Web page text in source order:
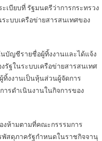
เบียบที่ รัฐมนตรีว่าการกระทรวง
ะบบเครือข่ายสารสนเทศของ
ชีรายชื่อผู้ทิ้งงานและได้แจ้ง
รัฐในระบบเครือข่ายสารสนเทศ
งงานเป็นหุ้นส่วนผู้จัดการ
ารดำเนินงานในกิจการของ
มตามที่คณะกรรรมการ
พัสดุภาครัฐกำหนดในราชกิจจานุ